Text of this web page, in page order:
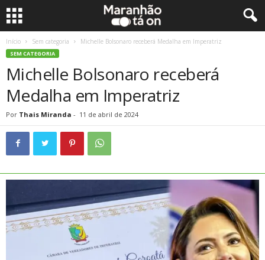
Início Sem categoria Michelle Bolsonaro receberá Medalha em Imperatriz
SEM CATEGORIA
Michelle Bolsonaro receberá
Medalha em Imperatriz
Por Thais Miranda - 11 de abril de 2024